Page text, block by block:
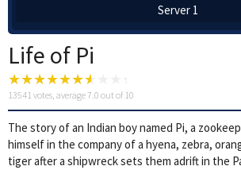
Server 1
Life of Pi
13541 votes, average7.0 out of 10
The story of an Indian boy named Pi, a
himself in the company of a hyena, zebra,
tiger after a shipwreck sets them adrift in the